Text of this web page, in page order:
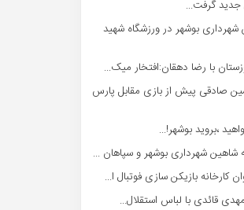
جدید گرفت...
بوشهر در ورزشگاه شهید
با رضا دهقان:افتخار میک...
صادقی پیش از بازی مقابل پارس
،بروید بوشهر!...
شاهین شهردارى بوشهر و سپاهان ...
کارخانه بازیکن سازی فوتبال ا...
قائدی با لباس استقلال...